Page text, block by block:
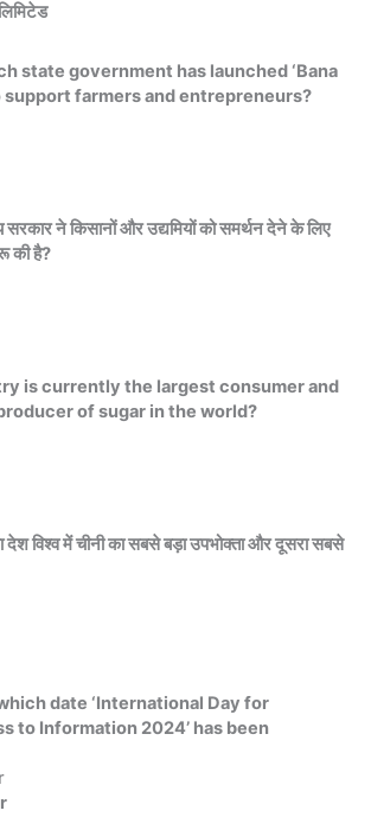
state government has launched ‘Bana
support farmers and entrepreneurs?
सरकार ने किसानों और उद्यमियों को समर्थन देने के लिए
की है?
is currently the largest consumer and
of sugar in the world?
देश विश्व में चीनी का सबसे बड़ा उपभोक्ता और दूसरा सबसे
date ‘International Day for
to Information 2024’ has been